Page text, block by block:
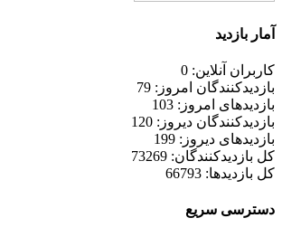
آمار بازدید
کاربران آنلاین: 0
بازدیدکنندگان امروز: 79
بازدیدهای امروز: 103
بازدیدکنندگان دیروز: 120
بازدیدهای دیروز: 199
کل بازدیدکنند‌گان: 73269
کل بازدیدها: 66793
دسترسی سریع